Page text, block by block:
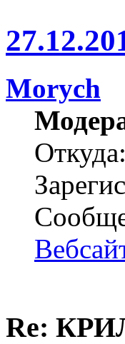
Morych
Re: